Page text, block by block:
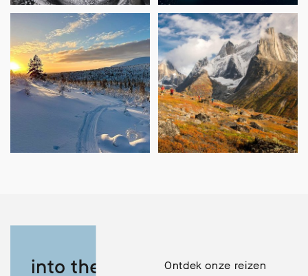
Ontdek onze reizen